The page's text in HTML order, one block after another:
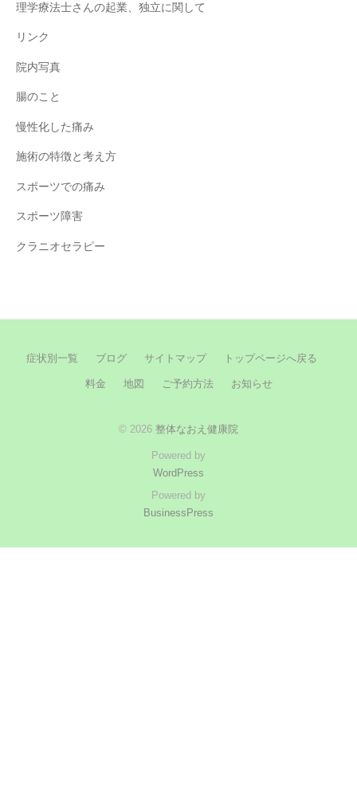
理学療法士さんの起業、独立に関して
リンク
院内写真
腸のこと
慢性化した痛み
施術の特徴と考え方
スポーツでの痛み
スポーツ障害
クラニオセラピー
症状別一覧 ブログ サイトマップ トップページへ戻る
料金 地図 ご予約方法 お知らせ
© 2026 整体なおえ健康院
Powered by
WordPress
Powered by
BusinessPress